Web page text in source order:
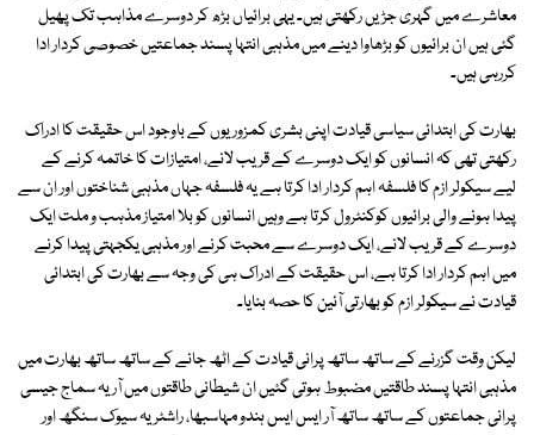
معاشرے میں گہری جڑیں رکھتی ہیں۔ یہی برائیاں بڑھ کر دوسرے مذاہب تک پھیل
گئی ہیں ان برائیوں کو بڑھاوا دینے میں مذہبی انتہا پسند جماعتیں خصوصی کردار ادا
کررہی ہیں۔
بھارت کی ابتدائی سیاسی قیادت اپنی بشری کمزوریوں کے باوجود اس حقیقت کا ادراک
رکھتی تھی کہ انسانوں کو ایک دوسرے کے قریب لانے، امتیازات کا خاتمہ کرنے کے
لیے سیکولر ازم کا فلسفہ اہم کردار ادا کرتا ہے یہ فلسفہ جہاں مذہبی شناختوں اور ان سے
پیدا ہونے والی برائیوں کوکنٹرول کرتا ہے وہیں انسانوں کو بلا امتیاز مذہب و ملت ایک
دوسرے کے قریب لانے، ایک دوسرے سے محبت کرنے اور مذہبی یکجہتی پیدا کرنے
میں اہم کردار ادا کرتا ہے، اس حقیقت کے ادراک ہی کی وجہ سے بھارت کی ابتدائی
قیادت نے سیکولر ازم کو بھارتی آئین کا حصہ بنایا۔
لیکن وقت گزرنے کے ساتھ ساتھ پرانی قیادت کے اٹھ جانے کے ساتھ ساتھ بھارت میں
مذہبی انتہا پسند طاقتیں مضبوط ہوتی گئیں ان شیطانی طاقتوں میں آریہ سماج جیسی
پرانی جماعتوں کے ساتھ ساتھ آر ایس ایس ہندو مہاسبھا، راشٹریہ سیوک سنگھ اور